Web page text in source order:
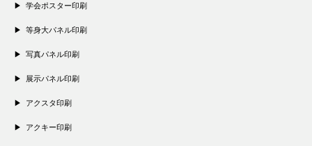
学会ポスター印刷
等身大パネル印刷
写真パネル印刷
展示パネル印刷
アクスタ印刷
アクキー印刷